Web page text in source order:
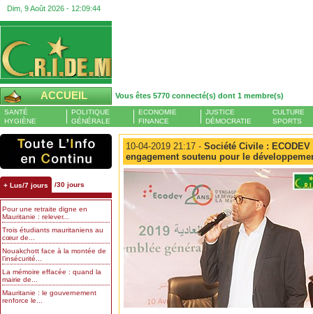
Dim, 9 Août 2026 - 12:09:45
ACCUEIL Vous êtes 5770 connecté(s) dont 1 membre(s)
SANTÉ
HYGIÈNE
POLITIQUE
GÉNÉRALE
ECONOMIE
FINANCE
JUSTICE
DÉMOCRATIE
CULTURE
SPORTS
+ Lus/7 jours /30 jours
Pour une retraite digne en
Mauritanie : relever...
Trois étudiants mauritaniens au
cœur de...
Nouakchott face à la montée de
l’insécurité...
La mémoire effacée : quand la
mairie de...
Mauritanie : le gouvernement
renforce le...
10-04-2019 21:17 - Société Civile :
engagement soutenu pour le